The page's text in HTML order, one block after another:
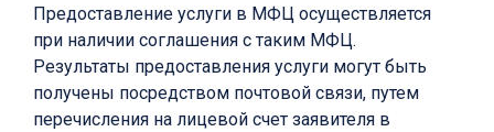
Предоставление услуги в МФЦ осуществляется
при наличии соглашения с таким МФЦ.
Результаты предоставления услуги могут быть
получены посредством почтовой связи, путем
перечисления на лицевой счет заявителя в